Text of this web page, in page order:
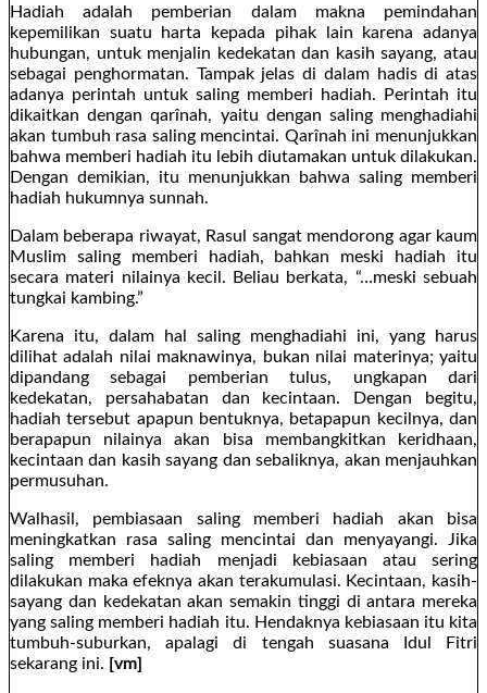
Hadiah adalah pemberian dalam makna pemindahan
kepemilikan suatu harta kepada pihak lain karena adanya
hubungan, untuk menjalin kedekatan dan kasih sayang, atau
sebagai penghormatan. Tampak jelas di dalam hadis di atas
adanya perintah untuk saling memberi hadiah. Perintah itu
dikaitkan dengan qarînah, yaitu dengan saling menghadiahi
akan tumbuh rasa saling mencintai. Qarînah ini menunjukkan
bahwa memberi hadiah itu lebih diutamakan untuk dilakukan.
Dengan demikian, itu menunjukkan bahwa saling memberi
hadiah hukumnya sunnah.
Dalam beberapa riwayat, Rasul sangat mendorong agar kaum
Muslim saling memberi hadiah, bahkan meski hadiah itu
secara materi nilainya kecil. Beliau berkata, “…meski sebuah
tungkai kambing.”
Karena itu, dalam hal saling menghadiahi ini, yang harus
dilihat adalah nilai maknawinya, bukan nilai materinya; yaitu
dipandang sebagai pemberian tulus, ungkapan dari
kedekatan, persahabatan dan kecintaan. Dengan begitu,
hadiah tersebut apapun bentuknya, betapapun kecilnya, dan
berapapun nilainya akan bisa membangkitkan keridhaan,
kecintaan dan kasih sayang dan sebaliknya, akan menjauhkan
permusuhan.
Walhasil, pembiasaan saling memberi hadiah akan bisa
meningkatkan rasa saling mencintai dan menyayangi. Jika
saling memberi hadiah menjadi kebiasaan atau sering
dilakukan maka efeknya akan terakumulasi. Kecintaan, kasih-
sayang dan kedekatan akan semakin tinggi di antara mereka
yang saling memberi hadiah itu. Hendaknya kebiasaan itu kita
tumbuh-suburkan, apalagi di tengah suasana Idul Fitri
sekarang ini. [vm]